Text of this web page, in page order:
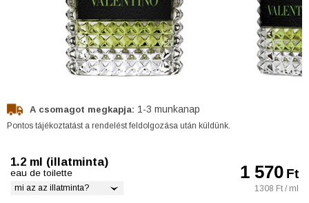
A csomagot megkapja: 1-3 munkanap
Pontos tájékoztatást a rendelést feldolgozása után küldünk.
1.2 ml (illatminta)
eau de toilette
mi az az illatminta?
1 570Ft
1308 Ft / ml